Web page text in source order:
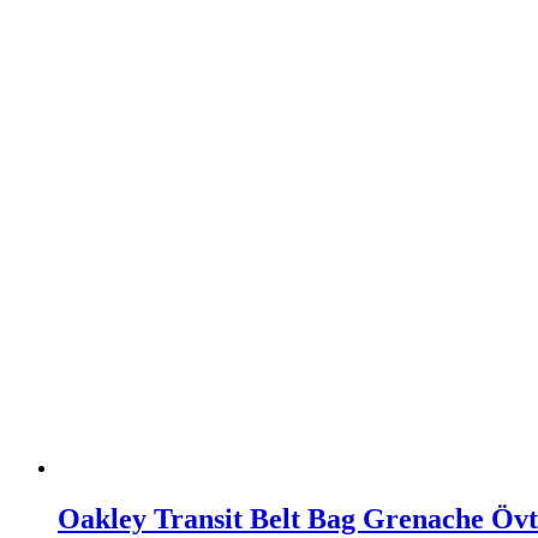
Oakley Transit Belt Bag Grenache